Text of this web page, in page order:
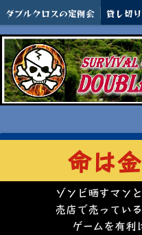
ダブルクロスの定例会 貸し切り
アクセス
命は
ゾンビ晒すマン
売店で売ってい
ゲームを有利